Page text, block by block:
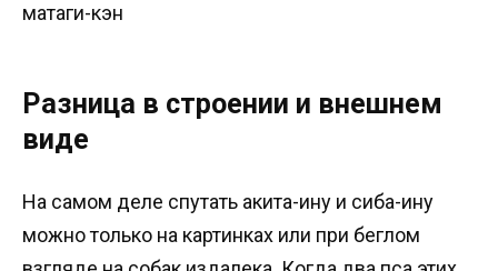
матаги-кэн
Разница в строении и внешнем
виде
На самом деле спутать акита-ину и сиба-ину
можно только на картинках или при беглом